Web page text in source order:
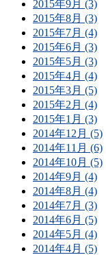
2015年9月 (3)
2015年8月 (3)
2015年7月 (4)
2015年6月 (3)
2015年5月 (3)
2015年4月 (4)
2015年3月 (5)
2015年2月 (4)
2015年1月 (3)
2014年12月 (5)
2014年11月 (6)
2014年10月 (5)
2014年9月 (4)
2014年8月 (4)
2014年7月 (3)
2014年6月 (5)
2014年5月 (4)
2014年4月 (5)